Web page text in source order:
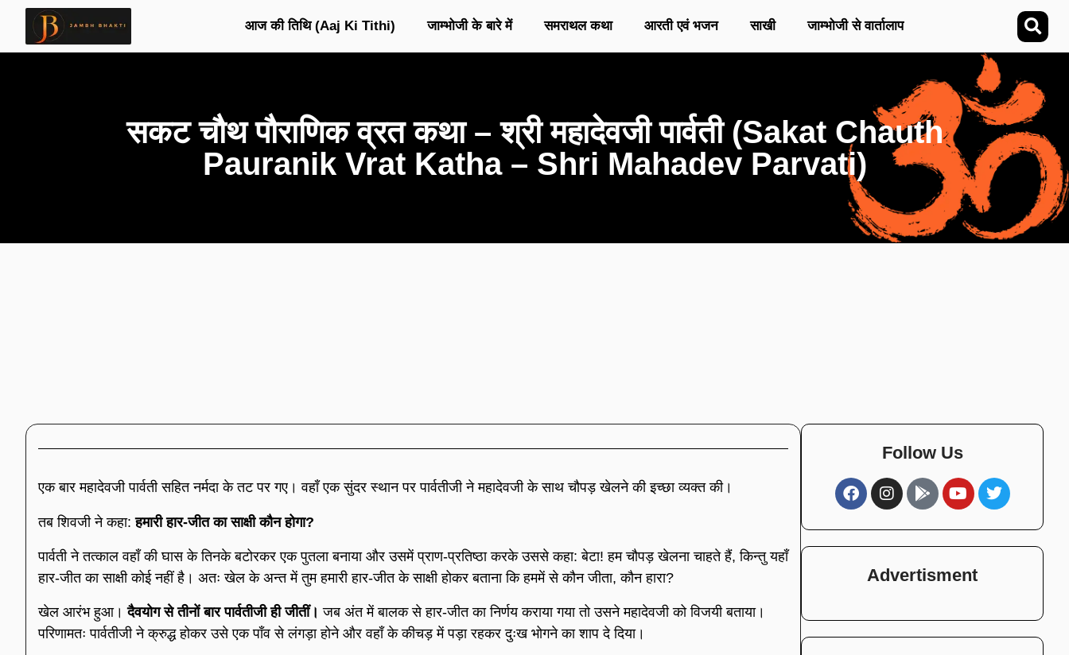
आज की तिथि (Aaj Ki Tithi) जाम्भोजी के बारे में समराथल कथा आरती एवं भजन साखी जाम्भोजी से वार्तालाप
सकट चौथ पौराणिक व्रत कथा – श्री महादेवजी पार्वती (Sakat Chauth
Pauranik Vrat Katha – Shri Mahadev Parvati)
एक बार महादेवजी पार्वती सहित नर्मदा के तट पर गए। वहाँ एक सुंदर स्थान पर पार्वतीजी ने महादेवजी के साथ चौपड़ खेलने की इच्छा व्यक्त की।
तब शिवजी ने कहा:हमारी हार-जीत का साक्षी कौन होगा?
पार्वती ने तत्काल वहाँ की घास के तिनके बटोरकर एक पुतला बनाया और उसमें प्राण-प्रतिष्ठा करके उससे कहा: बेटा! हम चौपड़ खेलना चाहते हैं, किन्तु यहाँ
हार-जीत का साक्षी कोई नहीं है। अतः खेल के अन्त में तुम हमारी हार-जीत के साक्षी होकर बताना कि हममें से कौन जीता, कौन हारा?
खेल आरंभ हुआ।दैवयोग से तीनों बार पार्वतीजी ही जीतीं। जब अंत में बालक से हार-जीत का निर्णय कराया गया तो उसने महादेवजी को विजयी बताया।
परिणामतः पार्वतीजी ने क्रुद्ध होकर उसे एक पाँव से लंगड़ा होने और वहाँ के कीचड़ में पड़ा रहकर दुःख भोगने का शाप दे दिया।
Follow Us
Advertisment